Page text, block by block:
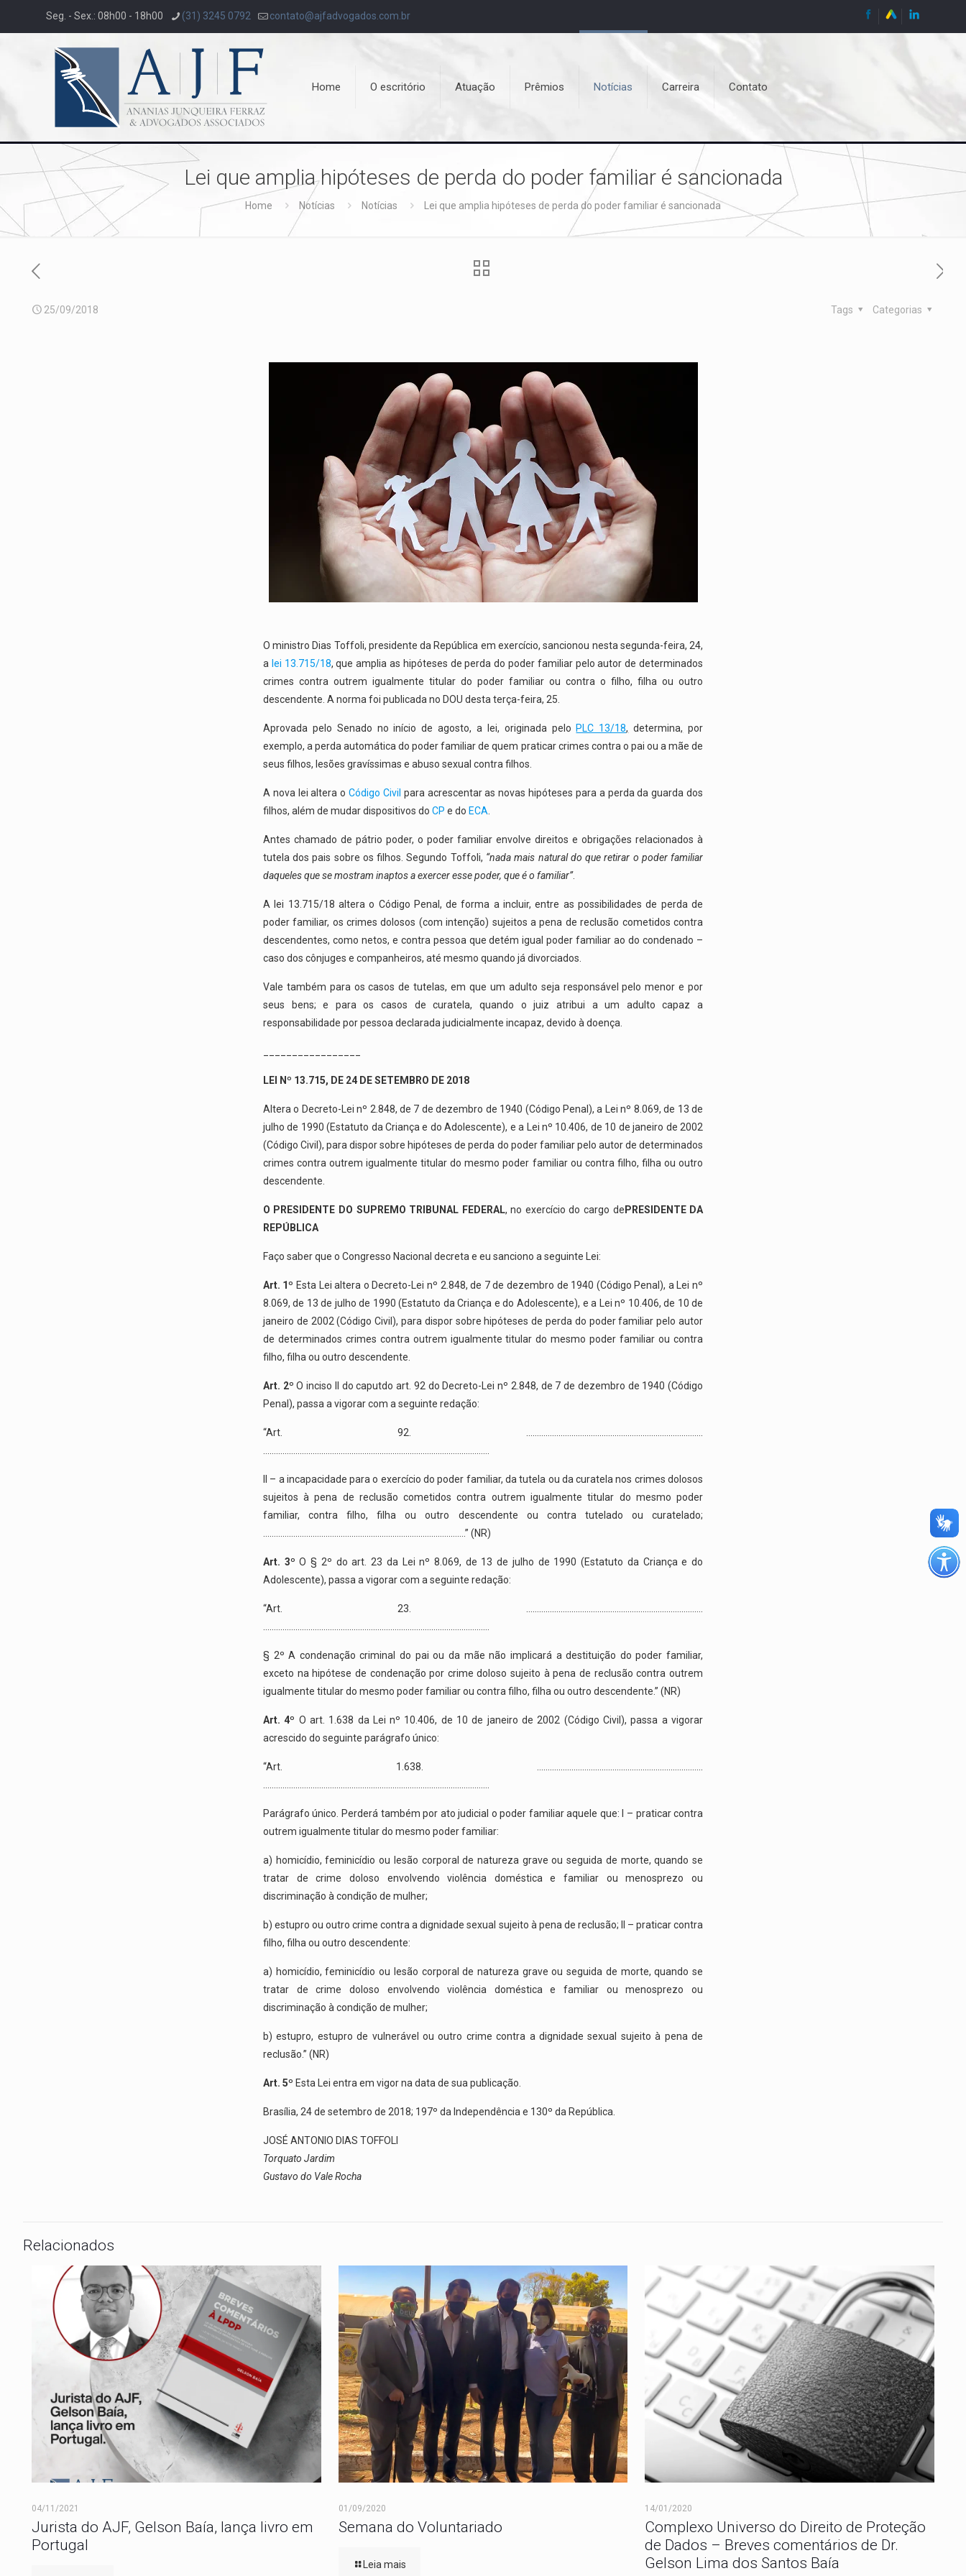
Seg. - Sex.: 08h00 - 18h00 (31) 3245 0792 contato@ajfadvogados.com.br
Home O escritório Atuação Prêmios Notícias Carreira Contato
Lei que amplia hipóteses de perda do poder familiar é sancionada
Home Notícias Notícias Lei que amplia hipóteses de perda do poder familiar é sancionada
25/09/2018 Categorias
Tags
O ministro Dias Toffoli, presidente da República em exercício, sancionou nesta segunda-feira, 24,
a lei 13.715/18, que amplia as hipóteses de perda do poder familiar pelo autor de determinados
crimes contra outrem igualmente titular do poder familiar ou contra o filho, filha ou outro
descendente. A norma foi publicada no DOU desta terça-feira, 25.
Aprovada pelo Senado no início de agosto, a lei, originada pelo PLC 13/18, determina, por
exemplo, a perda automática do poder familiar de quem praticar crimes contra o pai ou a mãe de
seus filhos, lesões gravíssimas e abuso sexual contra filhos.
A nova lei altera oCódigo Civil para acrescentar as novas hipóteses para a perda da guarda dos
filhos, além de mudar dispositivos do CP e do ECA
Antes chamado de pátrio poder, o poder familiar envolve direitos e obrigações relacionados à
tutela dos pais sobre os filhos. Segundo Toffoli, “nada mais natural do que retirar o poder familiar
daqueles que se mostram inaptos a exercer esse poder, que é o familiar”.
A lei 13.715/18 altera o Código Penal, de forma a incluir, entre as possibilidades de perda de
poder familiar, os crimes dolosos (com intenção) sujeitos a pena de reclusão cometidos contra
descendentes, como netos, e contra pessoa que detém igual poder familiar ao do condenado –
caso dos cônjuges e companheiros, até mesmo quando já divorciados.
Vale também para os casos de tutelas, em que um adulto seja responsável pelo menor e por
seus bens; e para os casos de curatela, quando o juiz atribui a um adulto capaz a
responsabilidade por pessoa declarada judicialmente incapaz, devido à doença.
LEI Nº 13.715, DE 24 DE SETEMBRO DE 2018
Altera o Decreto-Lei nº 2.848, de 7 de dezembro de 1940 (Código Penal), a Lei nº 8.069, de 13 de
julho de 1990 (Estatuto da Criança e do Adolescente), e a Lei nº 10.406, de 10 de janeiro de 2002
(Código Civil), para dispor sobre hipóteses de perda do poder familiar pelo autor de determinados
crimes contra outrem igualmente titular do mesmo poder familiar ou contra filho, filha ou outro
descendente.
O PRESIDENTE DO SUPREMO TRIBUNAL FEDERAL, no exercício do cargo de PRESIDENTE DA
REPÚBLICA
Faço saber que o Congresso Nacional decreta e eu sanciono a seguinte Lei:
Art. 1º Esta Lei altera o Decreto-Lei nº 2.848, de 7 de dezembro de 1940 (Código Penal), a Lei nº
8.069, de 13 de julho de 1990 (Estatuto da Criança e do Adolescente), e a Lei nº 10.406, de 10 de
janeiro de 2002 (Código Civil), para dispor sobre hipóteses de perda do poder familiar pelo autor
de determinados crimes contra outrem igualmente titular do mesmo poder familiar ou contra
filho, filha ou outro descendente.
Art. 2º O inciso II do caputdo art. 92 do Decreto-Lei nº 2.848, de 7 de dezembro de 1940 (Código
Penal), passa a vigorar com a seguinte redação:
“Art. 92. ……………………………………………………………………….
II – a incapacidade para o exercício do poder familiar, da tutela ou da curatela nos crimes dolosos
sujeitos à pena de reclusão cometidos contra outrem igualmente titular do mesmo poder
familiar, contra filho, filha ou outro descendente ou contra tutelado ou curatelado;
………………………………………………………………………………….” (NR)
Art. 3º O § 2º do art. 23 da Lei nº 8.069, de 13 de julho de 1990 (Estatuto da Criança e do
Adolescente), passa a vigorar com a seguinte redação:
“Art. 23. ……………………………………………………………………….
§ 2º A condenação criminal do pai ou da mãe não implicará a destituição do poder familiar,
exceto na hipótese de condenação por crime doloso sujeito à pena de reclusão contra outrem
igualmente titular do mesmo poder familiar ou contra filho, filha ou outro descendente.” (NR)
Art. 4º O art. 1.638 da Lei nº 10.406, de 10 de janeiro de 2002 (Código Civil), passa a vigorar
acrescido do seguinte parágrafo único:
“Art. 1.638. …………………………………………………………………..
Parágrafo único. Perderá também por ato judicial o poder familiar aquele que: I – praticar contra
outrem igualmente titular do mesmo poder familiar:
a) homicídio, feminicídio ou lesão corporal de natureza grave ou seguida de morte, quando se
tratar de crime doloso envolvendo violência doméstica e familiar ou menosprezo ou
discriminação à condição de mulher;
b) estupro ou outro crime contra a dignidade sexual sujeito à pena de reclusão; II – praticar contra
filho, filha ou outro descendente:
a) homicídio, feminicídio ou lesão corporal de natureza grave ou seguida de morte, quando se
tratar de crime doloso envolvendo violência doméstica e familiar ou menosprezo ou
discriminação à condição de mulher;
b) estupro, estupro de vulnerável ou outro crime contra a dignidade sexual sujeito à pena de
reclusão.” (NR)
Art. 5º Esta Lei entra em vigor na data de sua publicação.
Brasília, 24 de setembro de 2018; 197º da Independência e 130º da República.
JOSÉ ANTONIO DIAS TOFFOLI
Torquato Jardim
Gustavo do Vale Rocha
Relacionados
04/11/2021
Jurista do AJF, Gelson Baía, lança livro em
Portugal
01/09/2020
Semana do Voluntariado
Leia mais
14/01/2020
Complexo Universo do Direito de Proteção
de Dados – Breves comentários de Dr.
Gelson Lima dos Santos Baía